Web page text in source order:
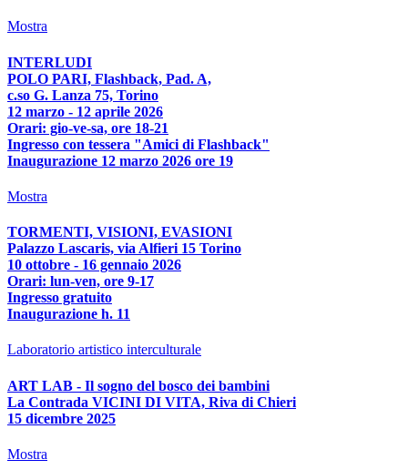
Mostra
INTERLUDI
POLO PARI, Flashback, Pad. A,
c.so G. Lanza 75, Torino
12 marzo - 12 aprile 2026
Orari: gio-ve-sa, ore 18-21
Ingresso con tessera "Amici di Flashback"
Inaugurazione 12 marzo 2026 ore 19
Mostra
TORMENTI, VISIONI, EVASIONI
Palazzo Lascaris, via Alfieri 15 Torino
10 ottobre - 16 gennaio 2026
Orari: lun-ven, ore 9-17
Ingresso gratuito
Inaugurazione h. 11
Laboratorio artistico interculturale
ART LAB - Il sogno del bosco dei bambini
La Contrada VICINI DI VITA, Riva di Chieri
15 dicembre 2025
Mostra